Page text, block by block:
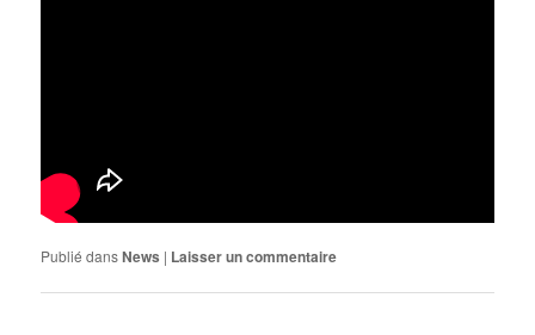
Publié dansNews | Laisser un commentaire